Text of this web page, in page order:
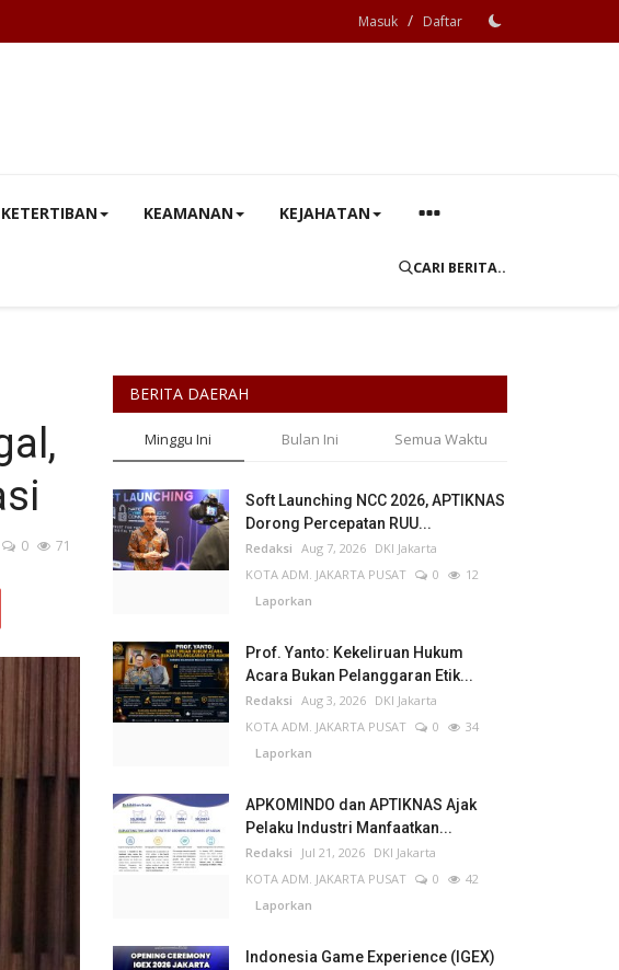
Masuk / Daftar
KETERTIBAN KEAMANAN KEJAHATAN
CARI BERITA..
0 71
BERITA DAERAH
Minggu Ini Bulan Ini Semua Waktu
Soft Launching NCC 2026, APTIKNAS
Dorong Percepatan RUU...
Redaksi Aug 7, 2026 DKI Jakarta
KOTA ADM. JAKARTA PUSAT
0
12
Laporkan
Prof. Yanto: Kekeliruan Hukum
Acara Bukan Pelanggaran Etik...
Redaksi Aug 3, 2026 DKI Jakarta
KOTA ADM. JAKARTA PUSAT
0
34
Laporkan
APKOMINDO dan APTIKNAS Ajak
Pelaku Industri Manfaatkan...
Redaksi Jul 21, 2026 DKI Jakarta
KOTA ADM. JAKARTA PUSAT
0
42
Laporkan
Indonesia Game Experience (IGEX)